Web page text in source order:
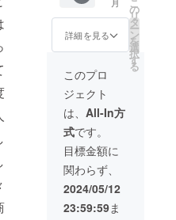
なって
す。 ・
素材：
もしく
は銅 ・
サイ
ズ 直
径約
60×H約
35(mm)
※
一つず
つ手作
りのた
でご案
内いた
受付番
号をご
記入く
ださ
い。 問
い合わ
せ
フォー
ム
https://
minoru
seisaku
ださ
素材：
真鍮 ・
ズ 直
径 約
100×H
約
※
一つず
つ手作
りのた
め、サ
イズ・
容量・
ながら
ご案内
する
アーで
回目は
オンラ
地域や
工場に
ついて
さらに
深堀し
ら、地
ます。
３回目
にミノ
場で職
話しな
がらご
自身の
作りた
い商品
のイ
メージ
を膨ら
４回目
ロック
グラス
です。
GURA
のは、
底を丸
く加工
すると
ぐらぐ
らとし
たスイ
ングを
楽しん
でいた
だける
グラス
月
詳細を見る
こ
の
リ
タ
ー
ン
を
選
択
す
る
このプロ
ジェクト
は、 All-In方
式です。
目標金額に
関わらず、
2024/05/12
23:59:59ま